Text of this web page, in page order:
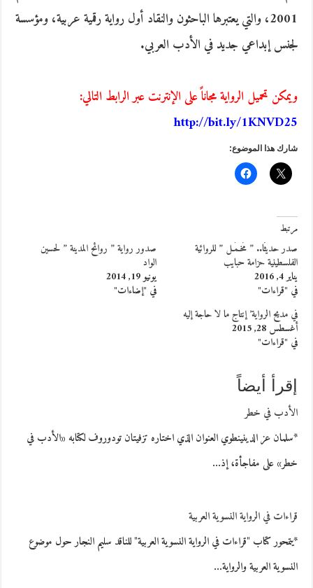
2001، والتي يعتبرها الباحثون والنقاد أول رواية رقمية عربية، ومؤسسة
لجنس إبداعي جديد في الأدب العربي.
ويمكن تحميل الرواية مجاناً على الإنترنت عبر الرابط التالي:
http://bit.ly/1KNVD25
شارك هذا الموضوع:
مرتبط
صدر حديثًا.. ” مُخـمَـل ” للروائية
الفلسطينية حزامة حبايب
يناير 4, 2016
في "قراءات"
صدور رواية ” روائح المدينة ” لحسين
الواد
يونيو 19, 2014
في "إضاءات"
في مديح الرواية’ إنتاج ما لا حاجة إليه
أغسطس 28, 2015
في "قراءات"
إقرأ أيضاً
الأدب في خطر
*سلمان عز الدينينطوي العنوان الذي اختاره تزفيتان تودوروف لكتابه «الأدب في
خطر» على مفاجأة، إذ…
قراءات في الرواية النسوية العربية
*يتمحور كتاب "قراءات في الرواية النسوية العربية" للناقد سليم النجار حول موضوع
النسوية العربية والرواية…